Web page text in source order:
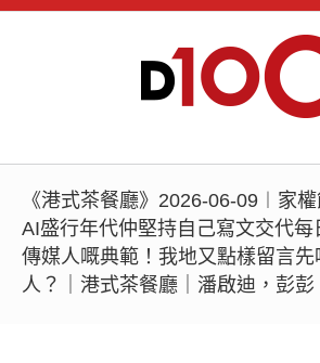
《港式茶餐廳》2026-06-09︱家
AI盛行年代仲堅持自己寫文交代每
傳媒人嘅典範！我地又點樣留言先
人？｜港式茶餐廳｜潘啟迪，彭彭